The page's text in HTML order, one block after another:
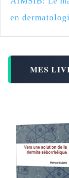
en
MES